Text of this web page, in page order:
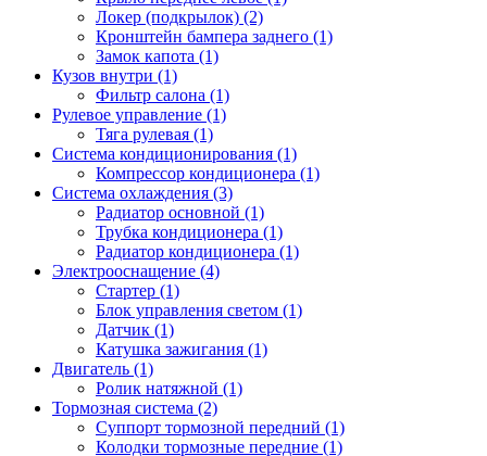
Локер (подкрылок) (2)
Кронштейн бампера заднего (1)
Замок капота (1)
Кузов внутри (1)
Фильтр салона (1)
Рулевое управление (1)
Тяга рулевая (1)
Система кондиционирования (1)
Компрессор кондиционера (1)
Система охлаждения (3)
Радиатор основной (1)
Трубка кондиционера (1)
Радиатор кондиционера (1)
Электрооснащение (4)
Стартер (1)
Блок управления светом (1)
Датчик (1)
Катушка зажигания (1)
Двигатель (1)
Ролик натяжной (1)
Тормозная система (2)
Суппорт тормозной передний (1)
Колодки тормозные передние (1)